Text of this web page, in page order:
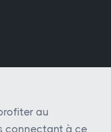
au
connectant à ce